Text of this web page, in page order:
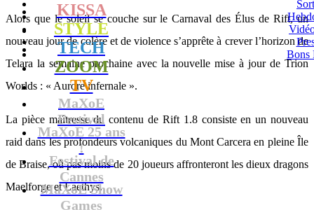
KISSA
STYLE
TECH
ZOOM
TV
MaXoE
Festival
MaXoE 25 ans
!
Festival de
Cannes
MaXoE Show
Games
Bons
Alors que le soleil se couche sur le Carnaval des Élus de Rift, un
nouveau jour de colère et de violence s’apprête à crever l’horizon de
Telara la semaine prochaine avec la nouvelle mise à jour de Trion
Worlds : « Aurore infernale ».
La pièce maîtresse du contenu de Rift 1.8 consiste en un nouveau
raid dans les profondeurs volcaniques du Mont Carcera en pleine Île
de Braise, où pas moins de 20 joueurs affronteront les dieux dragons
Maelforge et Laethys.